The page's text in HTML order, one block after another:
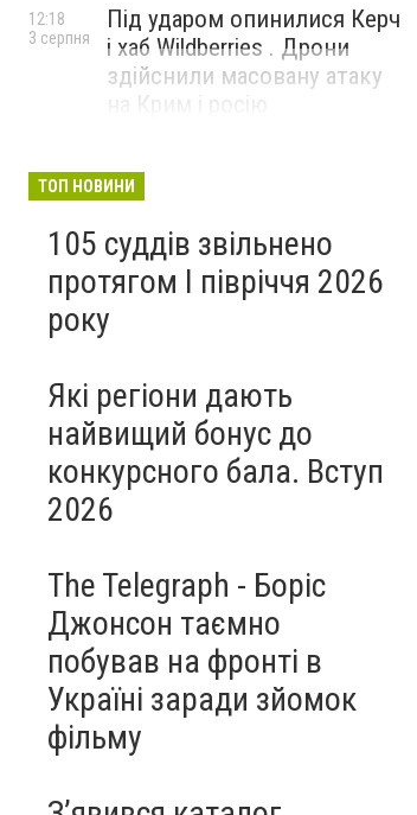
Під ударом опинилися Керч
і хаб Wildberries . Дрони
здійснили масовану атаку
на Крим і росію
12:18
3 серпня
ТОП НОВИНИ
105 суддів звільнено
протягом I півріччя 2026
року
Які регіони дають
найвищий бонус до
конкурсного бала. Вступ
2026
The Telegraph - Боріс
Джонсон таємно
побував на фронті в
Україні заради зйомок
фільму